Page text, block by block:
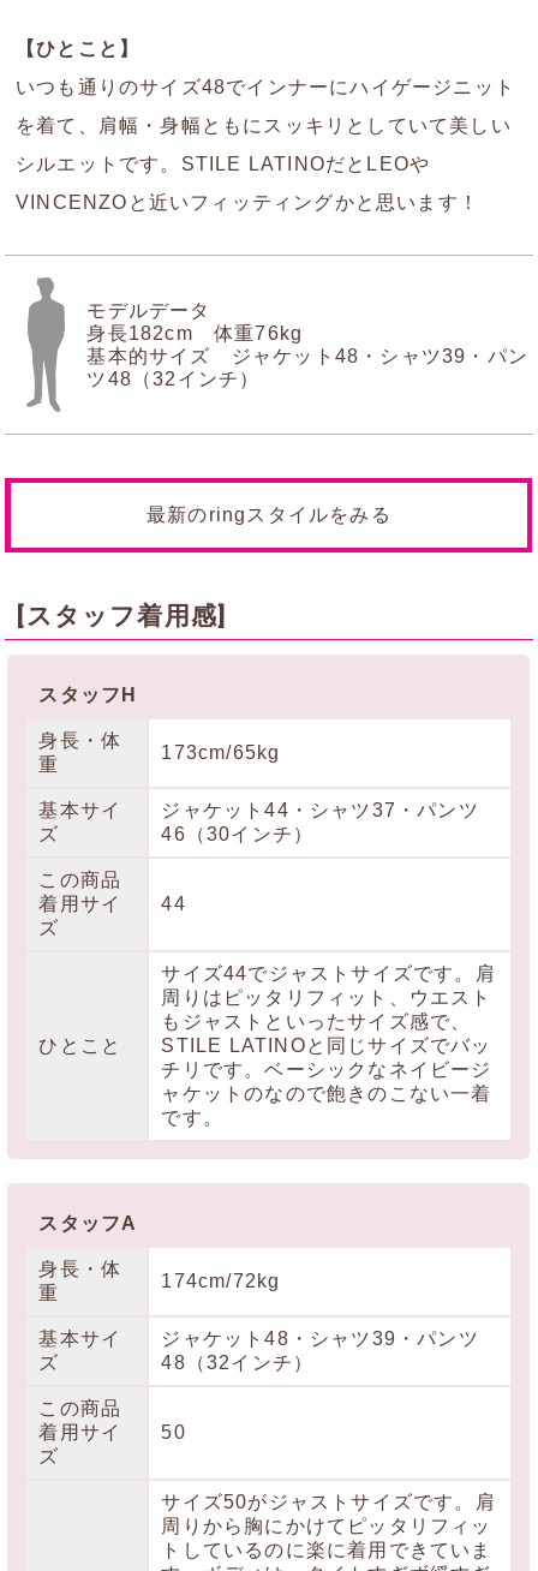
【ひとこと】
いつも通りのサイズ48でインナーにハイゲージニット
を着て、肩幅・身幅ともにスッキリとしていて美しい
シルエットです。STILE LATINOだとLEOや
VINCENZOと近いフィッティングかと思います！
モデルデータ
身長182cm 体重76kg
基本的サイズ ジャケット48・シャツ39・パン
ツ48（32インチ）
最新のringスタイルをみる
[スタッフ着用感]
スタッフH
身長・体
重
173cm/65kg
基本サイ
ズ
ジャケット44・シャツ37・パンツ
46（30インチ）
この商品
着用サイ
ズ
44
ひとこと
サイズ44でジャストサイズです。肩
周りはピッタリフィット、ウエスト
もジャストといったサイズ感で、
STILE LATINOと同じサイズでバッ
チリです。ベーシックなネイビージ
ャケットのなので飽きのこない一着
です。
スタッフA
身長・体
重
174cm/72kg
基本サイ
ズ
ジャケット48・シャツ39・パンツ
48（32インチ）
この商品
着用サイ
ズ
50
サイズ50がジャストサイズです。肩
周りから胸にかけてピッタリフィッ
トしているのに楽に着用できていま